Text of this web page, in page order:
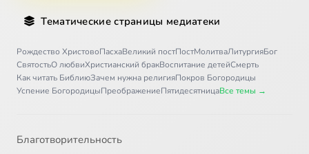
Тематические страницы медиатеки
Рождество ХристовоПасхаВеликий постПостМолитваЛитургияБог
СвятостьО любвиХристианский бракВоспитание детейСмерть
Как читать БиблиюЗачем нужна религияПокров Богородицы
Успение БогородицыПреображениеПятидесятницаВсе темы →
Благотворительность